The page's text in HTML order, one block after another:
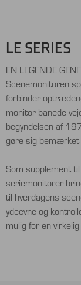
LE SERIES
EN LEGENDE
Scenemonitoren
forbinder
monitor banede
begyndelsen af
gøre sig bemærket
Som supplement
seriemonitorer
til hverdagens
ydeevne og
mulig for en